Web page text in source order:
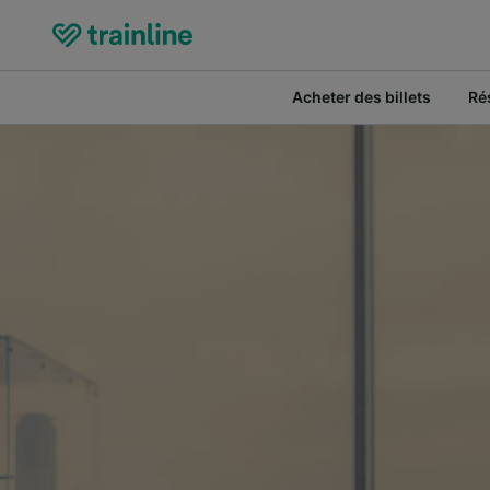
Acheter des billets